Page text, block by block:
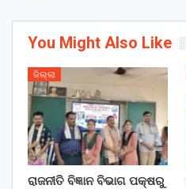
You Might Also Like
ଜିଲ୍ଲା
ରାଜନୀତି ବିଜ୍ଞାନ ବିଭାଗ ପକ୍ଷରୁ